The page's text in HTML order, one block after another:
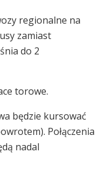
regionalne na
zamiast
do 2
torowe.
będzie kursować
Połączenia
nadal